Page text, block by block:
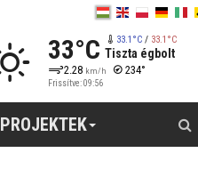
33°C 33.1°C/ 33.1°C
Tiszta égbolt
2.28 km/h 234°
Frissítve: 09:56
PROJEKTEK